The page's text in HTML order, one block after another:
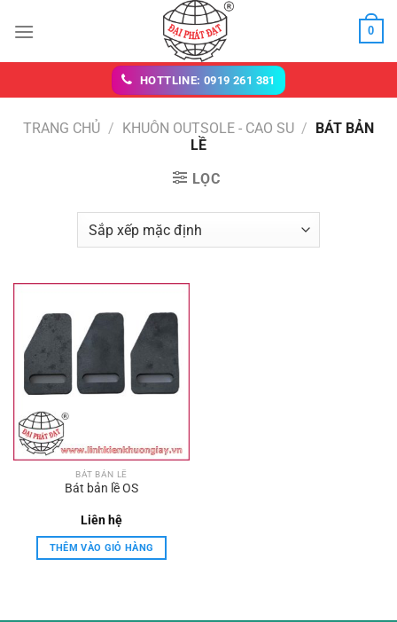
đến
0
HOTTLINE: 0919 261 381
TRANG CHỦ / KHUÔN OUTSOLE - CAO SU / BÁT BẢN
LỀ
LỌC
BÁT BẢN LỀ
Bát bản lề OS
Liên hệ
THÊM VÀO GIỎ HÀNG